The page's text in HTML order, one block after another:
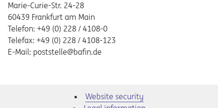
Marie-Curie-Str. 24-28
60439 Frankfurt am Main
Telefon: +49 (0) 228 / 4108-0
Telefax: +49 (0) 228 / 4108-123
E-Mail: poststelle@bafin.de
Website security